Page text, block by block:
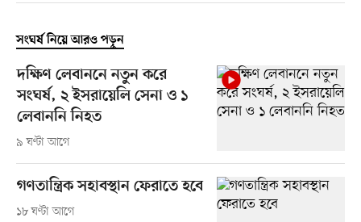
সংঘর্ষ নিয়ে আরও পড়ুন
দক্ষিণ লেবাননে নতুন করে
সংঘর্ষ, ২ ইসরায়েলি সেনা ও ১
লেবাননি নিহত
৯ ঘণ্টা আগে
গণতান্ত্রিক সহাবস্থান ফেরাতে হবে
১৮ ঘণ্টা আগে